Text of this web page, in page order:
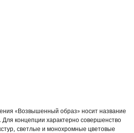
«Возвышенный образ» носит название
концепции характерно совершенство
светлые и монохромные цветовые